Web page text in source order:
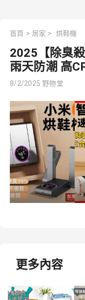
首頁 > 居家 > 烘鞋機
2025【除臭
雨天防潮 高
8/2/2025 野物堂
更多內容